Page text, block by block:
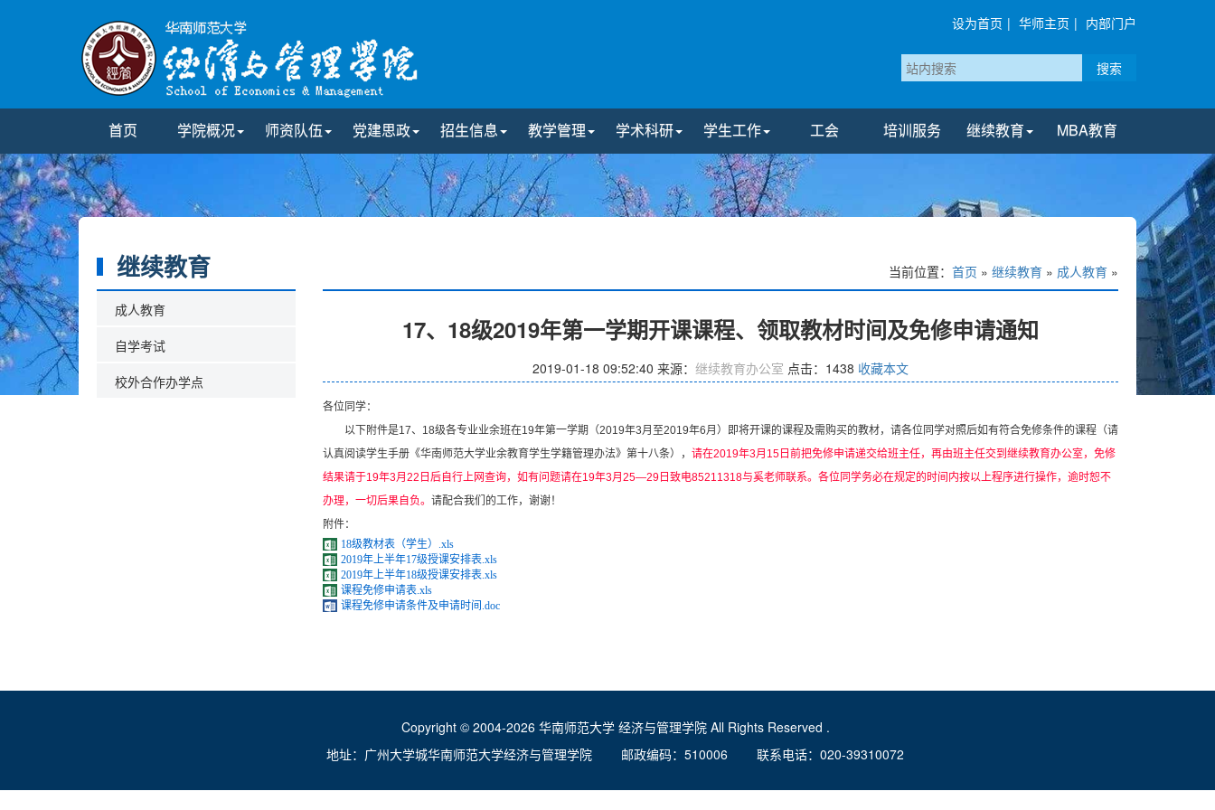
设为首页 | 华师主页 | 内部门户
搜索
首页 学院概况 师资队伍 党建思政 招生信息 教学管理 学术科研 学生工作 工会 培训服务 继续教育 MBA教育
继续教育
成人教育
自学考试
校外合作办学点
当前位置： 首页 » 继续教育 » 成人教育 »
17、18级2019年第一学期开课课程、领取教材时间及免修申请通知
2019-01-18 09:52:40 来源： 继续教育办公室 点击： 1438 收藏本文
各位同学：
以下附件是17、 18级各专业业余班在19年第一学期（2019年3月至2019年6月）即将开课的课程及需购买的教材，请各位同学对照后如有符合免修条件的课程（请
认真阅读学生手册《华南师范大学业余教育学生学籍管理办法》第十八条）， 请在2019年3月 15 日前把免修申请递交给班主任，再由班主任交到继续教育办公室，免修
结果请于19年3月 22 日后自行上网查询，如有问题请在19年3月 25—29 日致电85211318与奚老师联系。各位同学务必在规定的时间内按以上程序进行操作，逾时恕不
办理，一切后果自负。 请配合我们的工作，谢谢！
附件：
18级教材表（学生）.xls
2019年上半年17级授课安排表.xls
2019年上半年18级授课安排表.xls
课程免修申请表.xls
课程免修申请条件及申请时间.doc
Copyright © 2004-2026 华南师范大学 经济与管理学院 All Rights Reserved .
地址：广州大学城华南师范大学经济与管理学院 邮政编码：510006 联系电话：020-39310072